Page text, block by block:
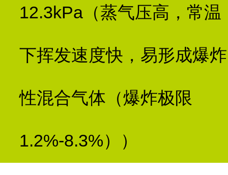
12.3kPa（蒸气压高，常温
下挥发速度快，易形成爆炸
性混合气体（爆炸极限
1.2%-8.3%））